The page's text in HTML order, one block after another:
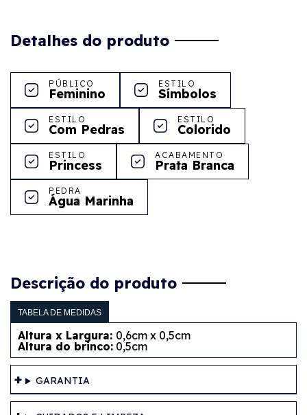
Detalhes do produto
PÚBLICO
Feminino
ESTILO
Símbolos
ESTILO
Com Pedras
ESTILO
Colorido
ESTILO
Princess
ACABAMENTO
Prata Branca
PEDRA
Água Marinha
Descrição do produto
TABELA DE MEDIDAS
Altura x Largura: 0,6cm x 0,5cm
Altura do brinco: 0,5cm
GARANTIA